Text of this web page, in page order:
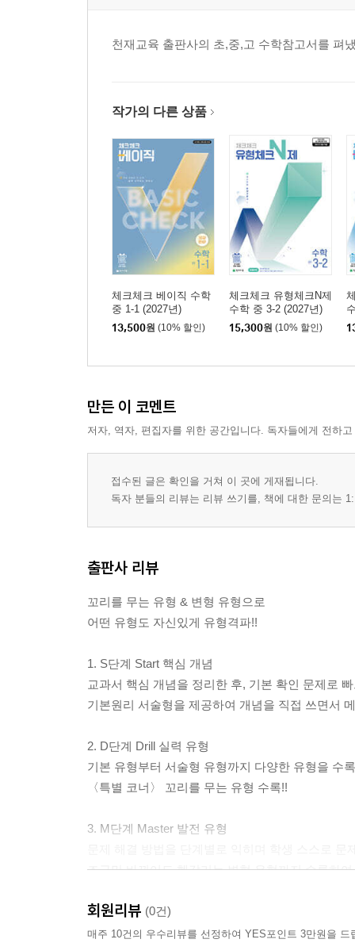
천재교육 출판사의 초,중,고 수학참고서를 펴
작가의 다른 상품
체크체크 베이직 수학
중 1-1 (2027년)
13,500원 (10% 할인)
체크체크 유형체크N제
수학 중 3-2 (2027년)
15,300원 (10% 할인)
만든 이 코멘트
저자, 역자, 편집자를 위한 공간입니다. 독자들에게 전하
접수된 글은 확인을 거쳐 이 곳에 게재됩니다.
독자 분들의 리뷰는 리뷰 쓰기를, 책에 대한 문의는
출판사 리뷰
꼬리를 무는 유형 & 변형 유형으로
어떤 유형도 자신있게 유형격파!!
1. S단계 Start 핵심 개념
교과서 핵심 개념을 정리한 후, 기본 확인 문제로
기본원리 서술형을 제공하여 개념을 직접 쓰면서
2. D단계 Drill 실력 유형
기본 유형부터 서술형 유형까지 다양한 유형을 수
〈특별 코너〉 꼬리를 무는 유형 수록!!
3. M단계 Master 발전 유형
조금만 바뀌어도 헷갈리는 변형 유형까지 수록하
4. 단원별 유형 평가북 제공
본책의 발전 유형에 대한 성취도를 확인!
회원리뷰 (0건)
매주 10건의 우수리뷰를 선정하여 YES포인트 3만원을 드